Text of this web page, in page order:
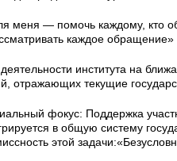
меня — помочь каждому, кто
каждое обращение»
института на
отражающих текущие
фокус: Поддержка
в общую систему
этой